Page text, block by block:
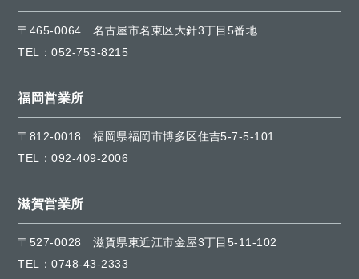
〒465-0064
名古屋市名東区大針3丁目5番地
TEL：052-753-8215
福岡営業所
〒812-0018
福岡県福岡市博多区住吉5-7-5-101
TEL：092-409-2006
滋賀営業所
〒527-0028
滋賀県東近江市金屋3丁目5-11-102
TEL：0748-43-2333